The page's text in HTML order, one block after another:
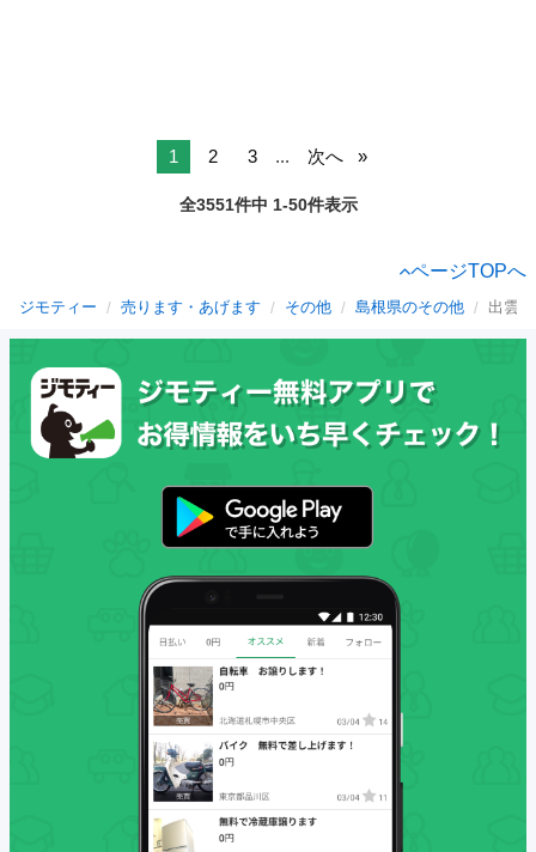
1 2 3 ... 次へ
全3551件中 1-50件表示
ページTOPへ
ジモティー 売ります・あげます その他 島根県のその他 出雲